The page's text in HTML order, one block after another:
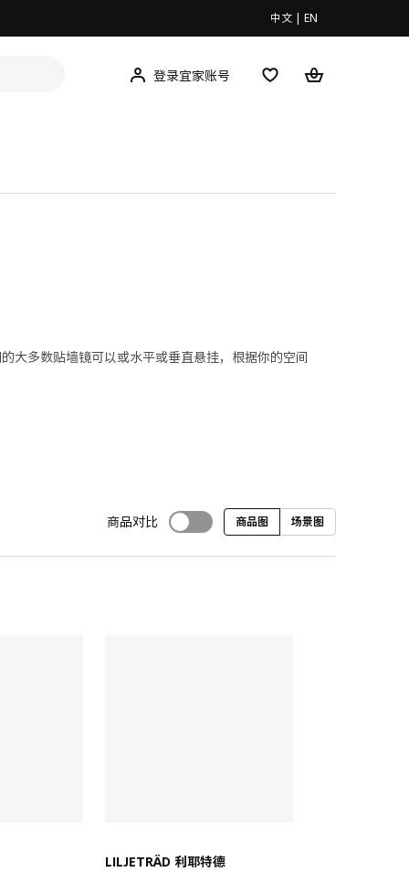
中文 | EN
登录宜家账号
大多数贴墙镜可以或水平或垂直悬挂，根据你的空间
商品对比 商品图 场景图
LILJETRÄD 利耶特德